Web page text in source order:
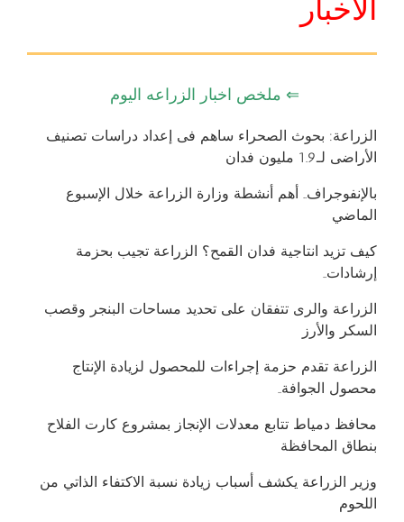
الاخبار
⇐ ملخص اخبار الزراعه اليوم
الزراعة: بحوث الصحراء ساهم فى إعداد دراسات تصنيف
الأراضى لـ1.9 مليون فدان
بالإنفوجراف.. أهم أنشطة وزارة الزراعة خلال الإسبوع
الماضي
كيف تزيد انتاجية فدان القمح؟ الزراعة تجيب بحزمة
إرشادات..
الزراعة والرى تتفقان على تحديد مساحات البنجر وقصب
السكر والأرز
الزراعة تقدم حزمة إجراءات للمحصول لزيادة الإنتاج
محصول الجوافة..
محافظ دمياط تتابع معدلات الإنجاز بمشروع كارت الفلاح
بنطاق المحافظة
وزير الزراعة يكشف أسباب زيادة نسبة الاكتفاء الذاتي من
اللحوم